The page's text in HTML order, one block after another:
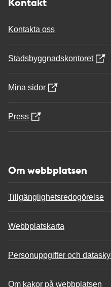
Kontakta oss
Stadsbyggnadskontoret
Mina sidor
Press
Om webbplatsen
Tillgänglighetsredogörelse
Webbplatskarta
Personuppgifter och
Om kakor på webbplatsen